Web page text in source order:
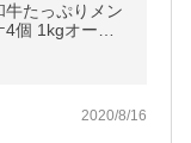
たっぷりメン
個 1kgオーバ
爆買
2020/8/16